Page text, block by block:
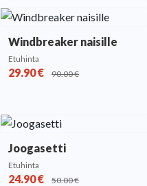
Windbreaker naisille
Etuhinta
29.90€ 90.00€
Joogasetti
Etuhinta
24.90€ 50.00€